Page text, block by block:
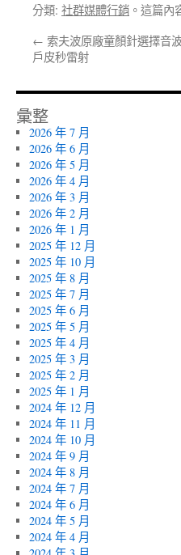
分類: 社群媒體行銷 。這篇內
← 索夫波原廠童顏針選擇音
戶皮秒雷射
彙整
2026 年 7 月
2026 年 6 月
2026 年 5 月
2026 年 4 月
2026 年 3 月
2026 年 2 月
2026 年 1 月
2025 年 12 月
2025 年 10 月
2025 年 8 月
2025 年 7 月
2025 年 6 月
2025 年 5 月
2025 年 4 月
2025 年 3 月
2025 年 2 月
2025 年 1 月
2024 年 12 月
2024 年 11 月
2024 年 10 月
2024 年 9 月
2024 年 8 月
2024 年 7 月
2024 年 6 月
2024 年 5 月
2024 年 4 月